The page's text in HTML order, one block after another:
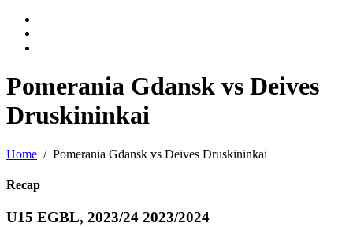
Pomerania Gdansk vs Deives
Druskininkai
Home Pomerania Gdansk vs Deives Druskininkai
Recap
U15 EGBL, 2023/24 2023/2024